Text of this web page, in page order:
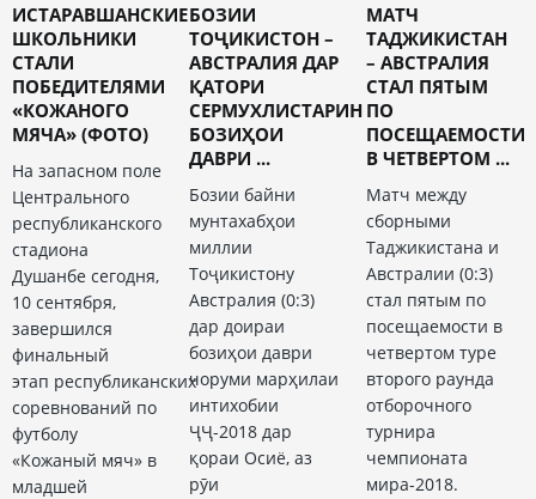
ИСТАРАВШАНСКИЕ
ШКОЛЬНИКИ
СТАЛИ
ПОБЕДИТЕЛЯМИ
«КОЖАНОГО
МЯЧА» (ФОТО)
На запасном поле
Центрального
республиканского
стадиона
Душанбе сегодня,
10 сентября,
завершился
финальный
этап республиканских
соревнований по
футболу
«Кожаный мяч» в
младшей
БОЗИИ
ТОҶИКИСТОН –
АВСТРАЛИЯ ДАР
ҚАТОРИ
СЕРМУХЛИСТАРИН
БОЗИҲОИ
ДАВРИ ...
Бозии байни
мунтахабҳои
миллии
Тоҷикистону
Австралия (0:3)
дар доираи
бозиҳои даври
чоруми марҳилаи
интихобии
ҶҶ-2018 дар
қораи Осиё, аз
рӯи
МАТЧ
ТАДЖИКИСТАН
– АВСТРАЛИЯ
СТАЛ ПЯТЫМ
ПО
ПОСЕЩАЕМОСТИ
В ЧЕТВЕРТОМ ...
Матч между
сборными
Таджикистана и
Австралии (0:3)
стал пятым по
посещаемости в
четвертом туре
второго раунда
отборочного
турнира
чемпионата
мира-2018.